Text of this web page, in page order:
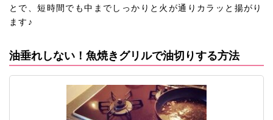
とで、短時間でも中までしっかりと火が通りカラッと揚がり
ます♪
油垂れしない！魚焼きグリルで油切りする方法